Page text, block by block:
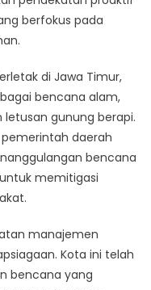
Bencana
berfokus pada
di Jawa Timur,
bencana alam,
letusan gunung berapi.
daerah
bencana
memitigasi
manajemen
Kota ini telah
bencana yang